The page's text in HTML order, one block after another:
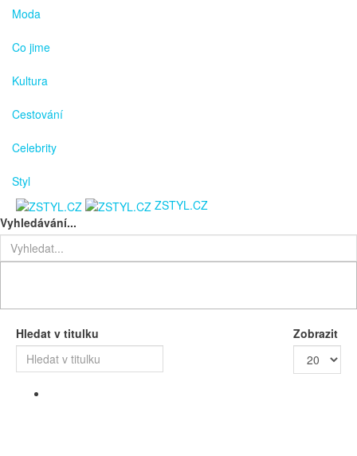
Moda
Co jime
Kultura
Cestování
Celebrity
Styl
ZSTYL.CZ
Vyhledávání...
Hledat v titulku Zobrazit